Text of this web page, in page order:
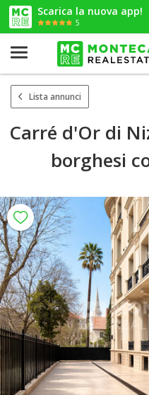
Scarica la nuova app!
5
Lista annunci
Carré d'Or di
borghesi